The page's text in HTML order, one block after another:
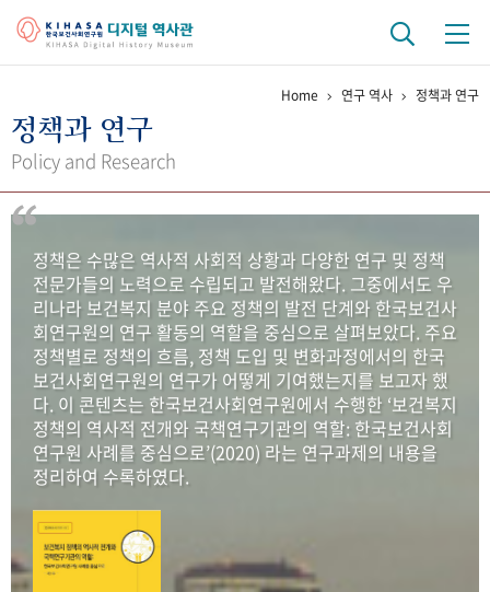
걸어온 길 기관 변천사
연구 역사
정책과 연구 키워드로 보는 연구 역사
연구자들
간행물 변천사
기록물 아카이브
사진 아카이브 문서 기록물 행정박물 영상 기록물
50+1주년 기념
성과 50선 숫자로 보는 50년
세계와 함께 한 KIHASA
Home 연구 역사 정책과 연구
정책과 연구
Policy and Research
정책은 수많은 역사적 사회적 상황과 다양한 연구 및 정책
전문가들의 노력으로 수립되고 발전해왔다. 그중에서도 우
리나라 보건복지 분야 주요 정책의 발전 단계와 한국보건사
회연구원의 연구 활동의 역할을 중심으로 살펴보았다. 주요
정책별로 정책의 흐름, 정책 도입 및 변화과정에서의 한국
보건사회연구원의 연구가 어떻게 기여했는지를 보고자 했
다. 이 콘텐츠는 한국보건사회연구원에서 수행한 ‘보건복지
정책의 역사적 전개와 국책연구기관의 역할: 한국보건사회
연구원 사례를 중심으로’(2020) 라는 연구과제의 내용을
정리하여 수록하였다.